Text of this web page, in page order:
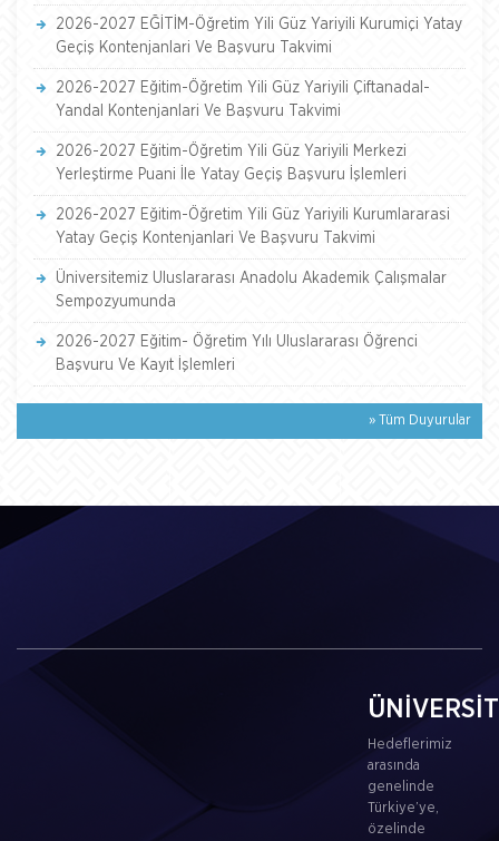
2026-2027 EĞİTİM-Öğretim Yili Güz Yariyili Kurumiçi Yatay
Geçiş Kontenjanlari Ve Başvuru Takvimi
2026-2027 Eğitim-Öğretim Yili Güz Yariyili Çiftanadal-
Yandal Kontenjanlari Ve Başvuru Takvimi
2026-2027 Eğitim-Öğretim Yili Güz Yariyili Merkezi
Yerleştirme Puani İle Yatay Geçiş Başvuru İşlemleri
2026-2027 Eğitim-Öğretim Yili Güz Yariyili Kurumlararasi
Yatay Geçiş Kontenjanlari Ve Başvuru Takvimi
Üniversitemiz Uluslararası Anadolu Akademik Çalışmalar
Sempozyumunda
2026-2027 Eğitim- Öğretim Yılı Uluslararası Öğrenci
Başvuru Ve Kayıt İşlemleri
» Tüm Duyurular
Hedeflerimiz
arasında
genelinde
Türkiye’ye,
özelinde